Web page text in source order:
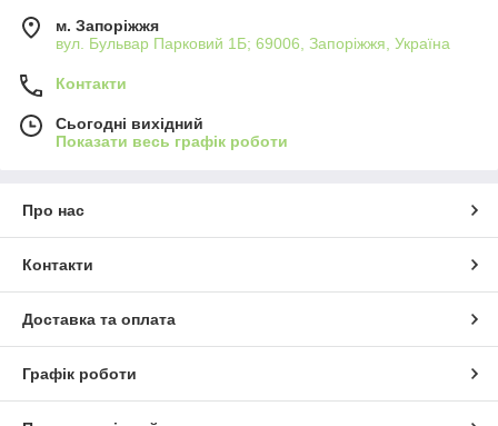
м. Запоріжжя
вул. Бульвар Парковий 1Б; 69006, Запоріжжя, Україна
Контакти
Сьогодні вихідний
Показати весь графік роботи
Про нас
Контакти
Доставка та оплата
Графік роботи